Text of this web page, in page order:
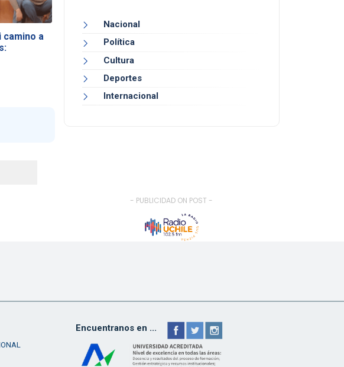
camino a
Nacional
Política
Cultura
Deportes
Internacional
- PUBLICIDAD ON POST -
Encuentranos en ...